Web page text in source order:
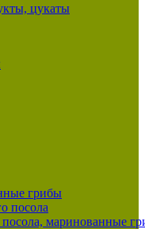
цукаты
грибы
посола
посола, маринованные